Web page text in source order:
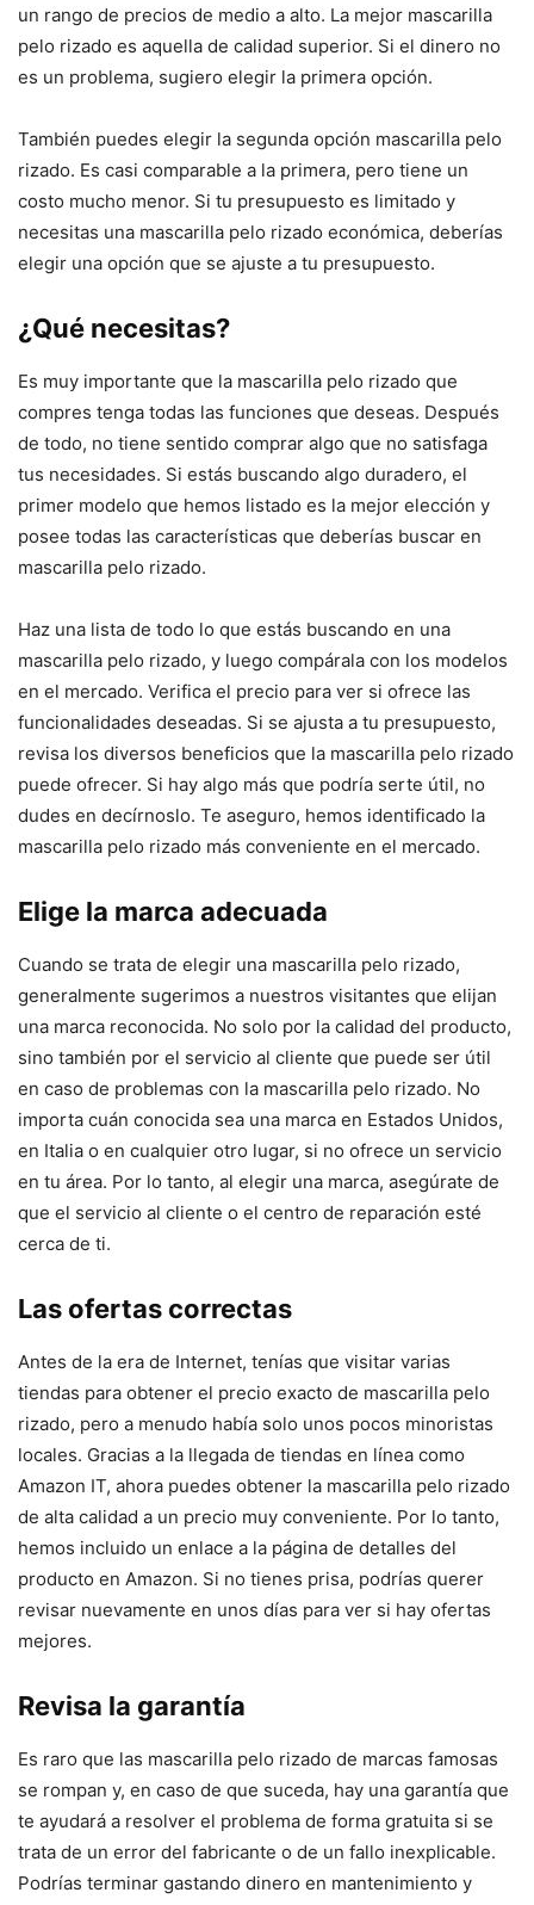
un rango de precios de medio a alto. La mejor mascarilla
pelo rizado es aquella de calidad superior. Si el dinero no
es un problema, sugiero elegir la primera opción.
También puedes elegir la segunda opción mascarilla pelo
rizado. Es casi comparable a la primera, pero tiene un
costo mucho menor. Si tu presupuesto es limitado y
necesitas una mascarilla pelo rizado económica, deberías
elegir una opción que se ajuste a tu presupuesto.
¿Qué necesitas?
Es muy importante que la mascarilla pelo rizado que
compres tenga todas las funciones que deseas. Después
de todo, no tiene sentido comprar algo que no satisfaga
tus necesidades. Si estás buscando algo duradero, el
primer modelo que hemos listado es la mejor elección y
posee todas las características que deberías buscar en
mascarilla pelo rizado.
Haz una lista de todo lo que estás buscando en una
mascarilla pelo rizado, y luego compárala con los modelos
en el mercado. Verifica el precio para ver si ofrece las
funcionalidades deseadas. Si se ajusta a tu presupuesto,
revisa los diversos beneficios que la mascarilla pelo rizado
puede ofrecer. Si hay algo más que podría serte útil, no
dudes en decírnoslo. Te aseguro, hemos identificado la
mascarilla pelo rizado más conveniente en el mercado.
Elige la marca adecuada
Cuando se trata de elegir una mascarilla pelo rizado,
generalmente sugerimos a nuestros visitantes que elijan
una marca reconocida. No solo por la calidad del producto,
sino también por el servicio al cliente que puede ser útil
en caso de problemas con la mascarilla pelo rizado. No
importa cuán conocida sea una marca en Estados Unidos,
en Italia o en cualquier otro lugar, si no ofrece un servicio
en tu área. Por lo tanto, al elegir una marca, asegúrate de
que el servicio al cliente o el centro de reparación esté
cerca de ti.
Las ofertas correctas
Antes de la era de Internet, tenías que visitar varias
tiendas para obtener el precio exacto de mascarilla pelo
rizado, pero a menudo había solo unos pocos minoristas
locales. Gracias a la llegada de tiendas en línea como
Amazon IT, ahora puedes obtener la mascarilla pelo rizado
de alta calidad a un precio muy conveniente. Por lo tanto,
hemos incluido un enlace a la página de detalles del
producto en Amazon. Si no tienes prisa, podrías querer
revisar nuevamente en unos días para ver si hay ofertas
mejores.
Revisa la garantía
Es raro que las mascarilla pelo rizado de marcas famosas
se rompan y, en caso de que suceda, hay una garantía que
te ayudará a resolver el problema de forma gratuita si se
trata de un error del fabricante o de un fallo inexplicable.
Podrías terminar gastando dinero en mantenimiento y